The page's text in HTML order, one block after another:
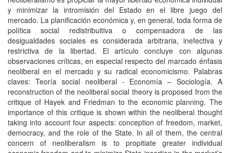
y minimizar la intromisión del Estado en el libre juego del
mercado. La planificación económica y, en general, toda forma de
política social redistribuitiva o compensadora de las
desigualdades sociales es considerada arbitraria, inefectiva y
restrictiva de la libertad. El artículo concluye con algunas
observaciones críticas, en especial respecto del marcado énfasis
neoliberal en el mercado y su radical economicismo. Palabras
claves: Teoría social neoliberal - Economía – Sociología. A
reconstruction of the neoliberal social theory is proposed from the
critique of Hayek and Friedman to the economic planning. The
importance of this critique is shown within the neoliberal thought
taking into account four aspects: conception of freedom, market,
democracy, and the role of the State. In all of them, the central
concern of neoliberalism is to propitiate greater individual